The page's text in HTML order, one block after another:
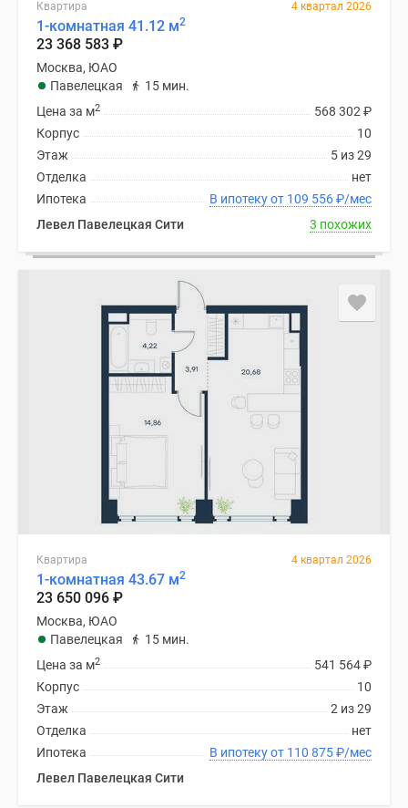
Квартира 4 квартал 2026
1-комнатная 41.12 м2
23 368 583 ₽
Москва, ЮАО
Павелецкая
15 мин.
568 302 ₽
Цена за м2
10
Корпус
5 из 29
Этаж
нет
Отделка
В ипотеку от 109 556₽/мес
Ипотека
Левел Павелецкая Сити
3 похожих
Квартира 4 квартал 2026
1-комнатная 43.67 м2
23 650 096 ₽
Москва, ЮАО
Павелецкая
15 мин.
541 564₽
Цена за м2
10
Корпус
2 из 29
Этаж
нет
Отделка
В ипотеку от 110 875₽/мес
Ипотека
Левел Павелецкая Сити